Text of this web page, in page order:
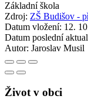
Základní škola
Zdroj: ZŠ Budišov -
Datum vložení: 12.
Datum poslední
Autor: Jaroslav Musil
Život v obci